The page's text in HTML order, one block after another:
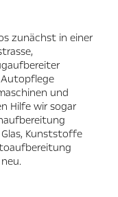
zunächst in einer
Autopflege
und
Hilfe wir sogar
Kunststoffe